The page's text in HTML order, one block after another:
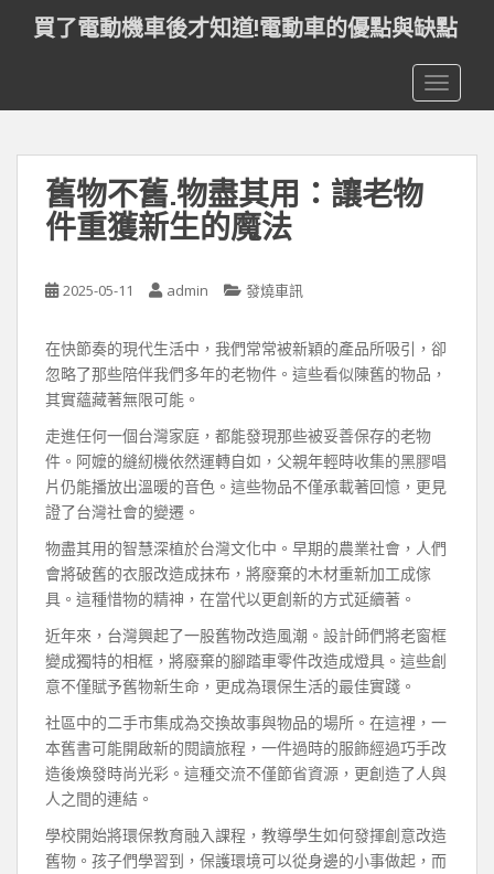
t
買了電動機車後才知道!電動車的優點與缺點
舊物不舊.物盡其用：讓老物
件重獲新生的魔法
2025-05-11 admin 發燒車訊
在快節奏的現代生活中，我們常常被新穎的產品所吸引，卻
忽略了那些陪伴我們多年的老物件。這些看似陳舊的物品，
其實蘊藏著無限可能。
走進任何一個台灣家庭，都能發現那些被妥善保存的老物
件。阿嬤的縫紉機依然運轉自如，父親年輕時收集的黑膠唱
片仍能播放出溫暖的音色。這些物品不僅承載著回憶，更見
證了台灣社會的變遷。
物盡其用的智慧深植於台灣文化中。早期的農業社會，人們
會將破舊的衣服改造成抹布，將廢棄的木材重新加工成傢
具。這種惜物的精神，在當代以更創新的方式延續著。
近年來，台灣興起了一股舊物改造風潮。設計師們將老窗框
變成獨特的相框，將廢棄的腳踏車零件改造成燈具。這些創
意不僅賦予舊物新生命，更成為環保生活的最佳實踐。
社區中的二手市集成為交換故事與物品的場所。在這裡，一
本舊書可能開啟新的閱讀旅程，一件過時的服飾經過巧手改
造後煥發時尚光彩。這種交流不僅節省資源，更創造了人與
人之間的連結。
學校開始將環保教育融入課程，教導學生如何發揮創意改造
舊物。孩子們學習到，保護環境可以從身邊的小事做起，而